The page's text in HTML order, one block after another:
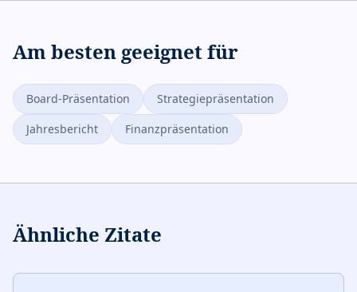
Am besten geeignet für
Board-Präsentation
Strategiepräsentation
Jahresbericht
Finanzpräsentation
Ähnliche Zitate